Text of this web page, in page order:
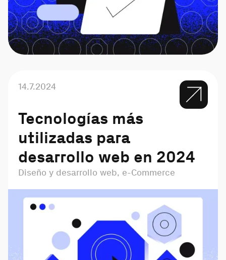
14.7.2024
Tecnologías más
utilizadas para
desarrollo web en 2024
Diseño y desarrollo web, e-Commerce